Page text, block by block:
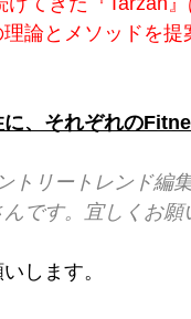
論とメソッドを提
、それぞれの
トリートレンド編
です。宜しくお願
します。